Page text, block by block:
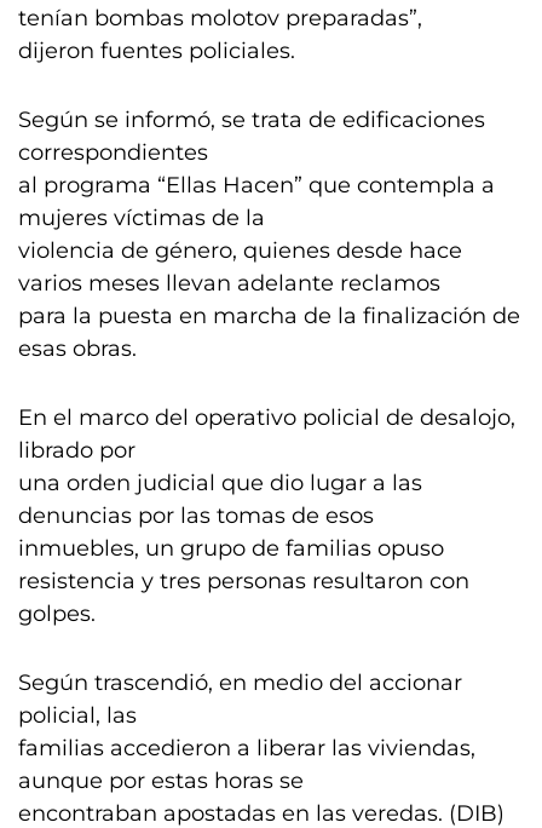
tenían bombas molotov preparadas”,
dijeron fuentes policiales.
Según se informó, se trata de edificaciones
correspondientes
al programa “Ellas Hacen” que contempla a
mujeres víctimas de la
violencia de género, quienes desde hace
varios meses llevan adelante reclamos
para la puesta en marcha de la finalización de
esas obras.
En el marco del operativo policial de desalojo,
librado por
una orden judicial que dio lugar a las
denuncias por las tomas de esos
inmuebles, un grupo de familias opuso
resistencia y tres personas resultaron con
golpes.
Según trascendió, en medio del accionar
policial, las
familias accedieron a liberar las viviendas,
aunque por estas horas se
encontraban apostadas en las veredas. (DIB)